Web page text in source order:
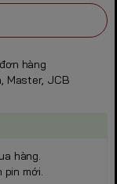
hàng
Master, JCB
hàng.
pin mới.